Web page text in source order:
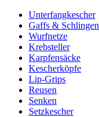
Unterfangkescher
Gaffs & Schlingen
Wurfnetze
Krebsteller
Karpfensäcke
Kescherköpfe
Lip-Grips
Reusen
Senken
Setzkescher